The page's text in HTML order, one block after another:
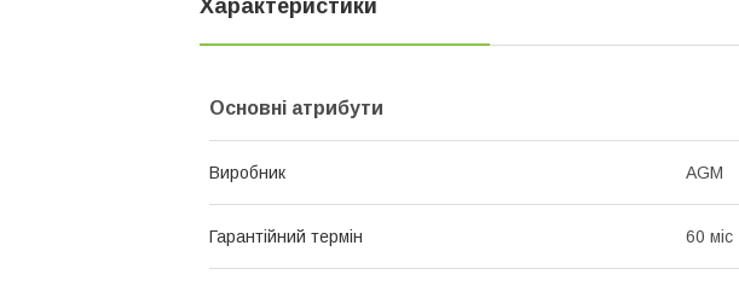
Характеристики
Основні атрибути
Виробник AGM
Гарантійний термін 60 міс